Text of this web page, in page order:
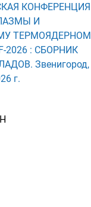
КОНФЕРЕНЦИЯ
И
2026 : СБОРНИК
Звенигород,
г.